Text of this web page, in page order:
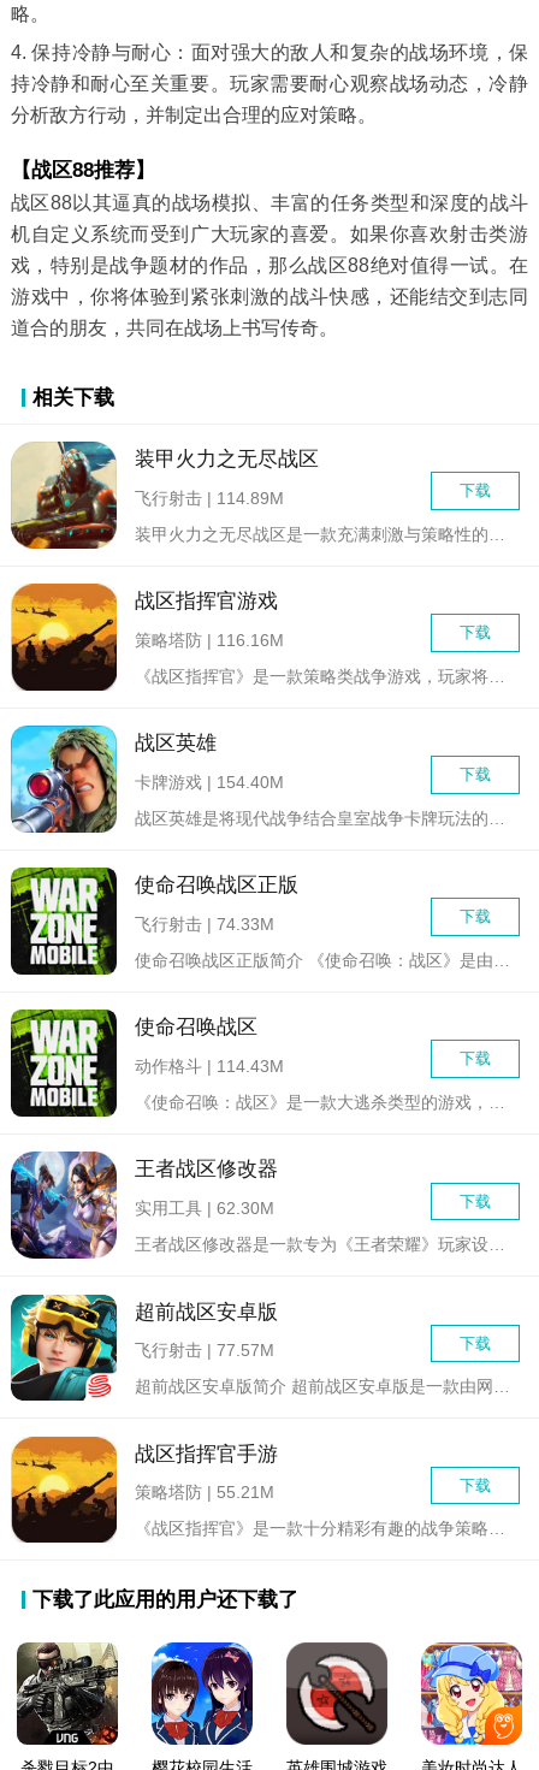
略。
4. 保持冷静与耐心：面对强大的敌人和复杂的战场环境，保
持冷静和耐心至关重要。玩家需要耐心观察战场动态，冷静
分析敌方行动，并制定出合理的应对策略。
【战区88推荐】
战区88以其逼真的战场模拟、丰富的任务类型和深度的战斗
机自定义系统而受到广大玩家的喜爱。如果你喜欢射击类游
戏，特别是战争题材的作品，那么战区88绝对值得一试。在
游戏中，你将体验到紧张刺激的战斗快感，还能结交到志同
道合的朋友，共同在战场上书写传奇。
相关下载
装甲火力之无尽战区
下载
飞行射击 | 114.89M
战区指挥官游戏
下载
策略塔防 | 116.16M
战区英雄
下载
卡牌游戏 | 154.40M
使命召唤战区正版
下载
飞行射击 | 74.33M
使命召唤战区
下载
动作格斗 | 114.43M
王者战区修改器
下载
实用工具 | 62.30M
超前战区安卓版
下载
飞行射击 | 77.57M
超前战区安卓版简介 超前战区安卓版是一款由网易精心打造...
战区指挥官手游
下载
策略塔防 | 55.21M
《战区指挥官》是一款十分精彩有趣的战争策略类游戏，玩家将扮演...
下载了此应用的用户还下载了